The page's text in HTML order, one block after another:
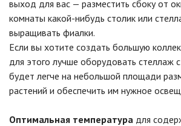
выход для вас — разместить сбоку от
комнаты какой-нибудь столик или
выращивать фиалки.
Если вы хотите создать большую
для этого лучше оборудовать стеллаж
будет легче на небольшой площади
растений и обеспечить им нужное
Оптимальная температура для